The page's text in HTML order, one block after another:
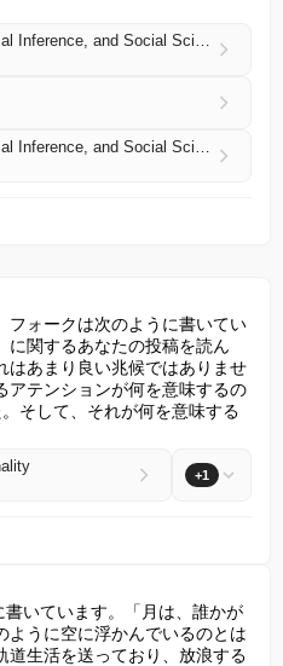
Statistical Modeling, Causal Inference, and Social Science
Statistical Modeling, Causal Inference, and Social Science 日本語 RSS
フォークは次のように書いてい
に関するあなたの投稿を読ん
はあまり良い兆候ではありませ
アテンションが何を意味するの
そして、それが何を意味する
+1
書いています。「月は、誰かが
ように空に浮かんでいるのとは
道生活を送っており、放浪する